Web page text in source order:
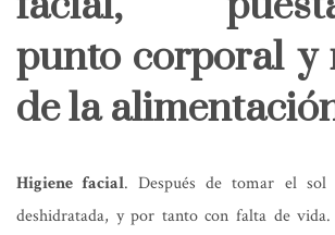
punto corporal y
de la
Higiene facial. Después de tomar el sol
deshidratada, y por tanto con falta de vida.